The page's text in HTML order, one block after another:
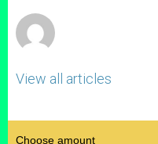
View all articles